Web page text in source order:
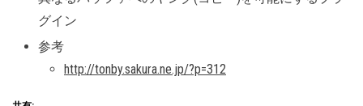
グイン
参考
http://tonby.sakura.ne.jp/?p=312